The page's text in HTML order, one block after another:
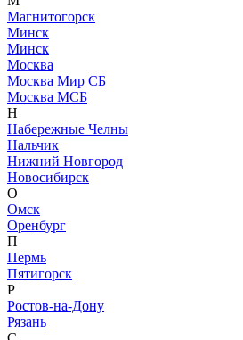
Магнитогорск
Минск
Минск
Москва
Москва Мир СБ
Москва МСБ
Н
Набережные Челны
Нальчик
Нижний Новгород
Новосибирск
О
Омск
Оренбург
П
Пермь
Пятигорск
Р
Ростов-на-Дону
Рязань